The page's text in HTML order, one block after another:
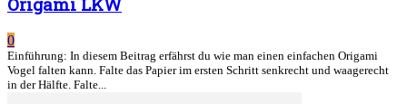
0
Einführung: In diesem Beitrag erfährst du wie man einen einfachen Origami
Vogel falten kann. Falte das Papier im ersten Schritt senkrecht und waagerecht
in der Hälfte. Falte...